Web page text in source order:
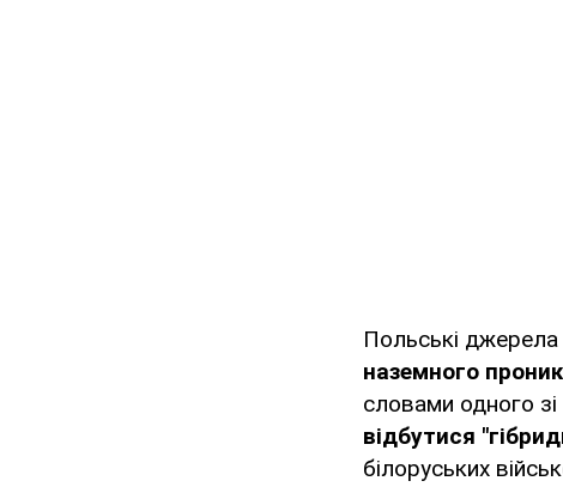
Польські
наземного
словами одного зі
відбутися
білоруських